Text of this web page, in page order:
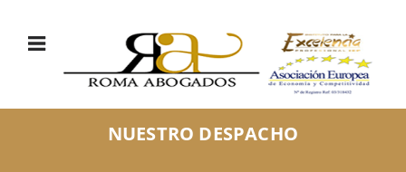
NUESTRO DESPACHO